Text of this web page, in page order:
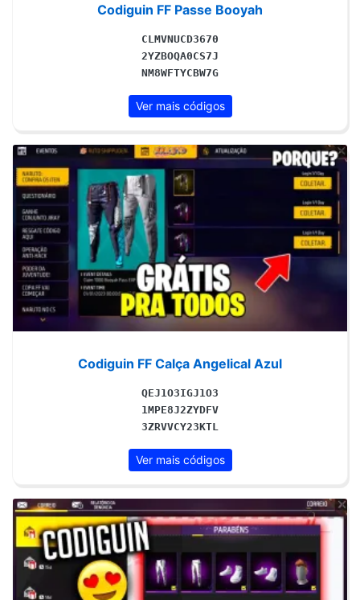
Codiguin FF Passe Booyah
CLMVNUCD3670
2YZBOQA0CS7J
NM8WFTYCBW7G
Ver mais códigos
Codiguin FF Calça Angelical Azul
QEJ1O3IGJ1O3
1MPE8J2ZYDFV
3ZRVVCY23KTL
Ver mais códigos